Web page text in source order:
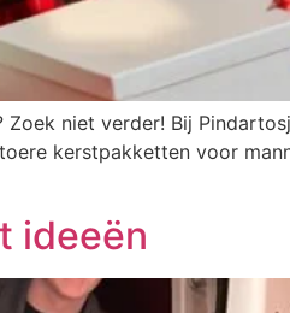
niet verder! Bij
kerstpakketten voor
ideeën